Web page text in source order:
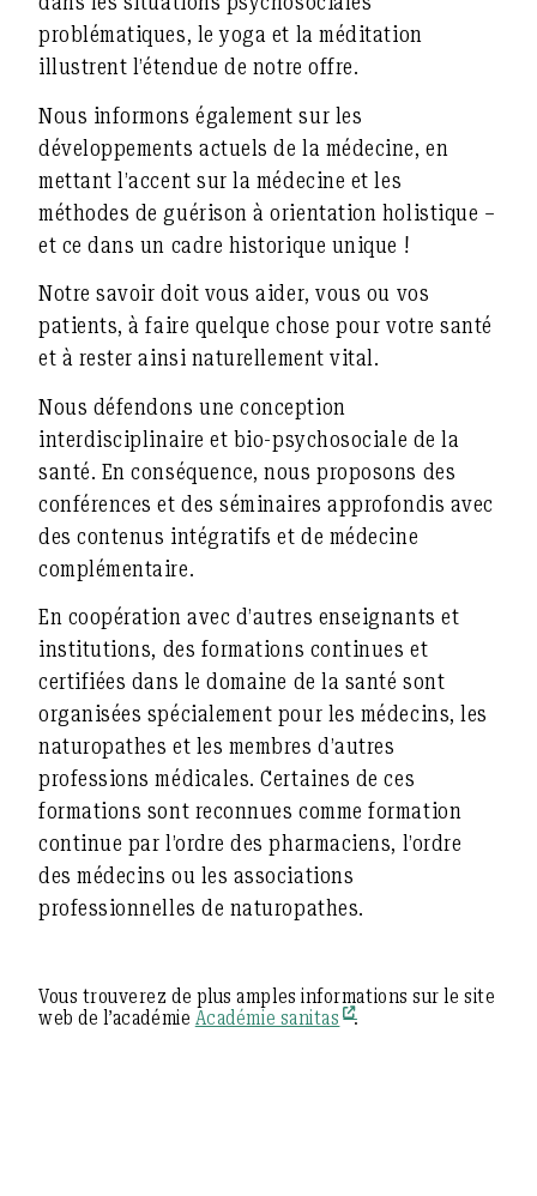
problématiques, le yoga et la méditation
illustrent l’étendue de notre offre.
Nous informons également sur les
développements actuels de la médecine, en
mettant l’accent sur la médecine et les
méthodes de guérison à orientation holistique –
et ce dans un cadre historique unique !
Notre savoir doit vous aider, vous ou vos
patients, à faire quelque chose pour votre santé
et à rester ainsi naturellement vital.
Nous défendons une conception
interdisciplinaire et bio-psychosociale de la
santé. En conséquence, nous proposons des
conférences et des séminaires approfondis avec
des contenus intégratifs et de médecine
complémentaire.
En coopération avec d’autres enseignants et
institutions, des formations continues et
certifiées dans le domaine de la santé sont
organisées spécialement pour les médecins, les
naturopathes et les membres d’autres
professions médicales. Certaines de ces
formations sont reconnues comme formation
continue par l’ordre des pharmaciens, l’ordre
des médecins ou les associations
professionnelles de naturopathes.
Vous trouverez de plus amples informations sur le site
web de l’académie Académie sanitas .